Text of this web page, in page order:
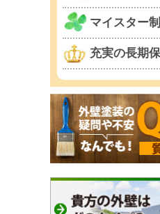
マイスター
充実の長期